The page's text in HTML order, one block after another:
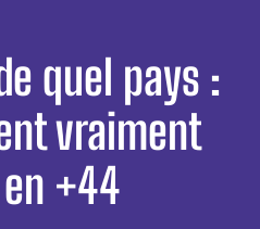
quel pays :
vraiment
+44